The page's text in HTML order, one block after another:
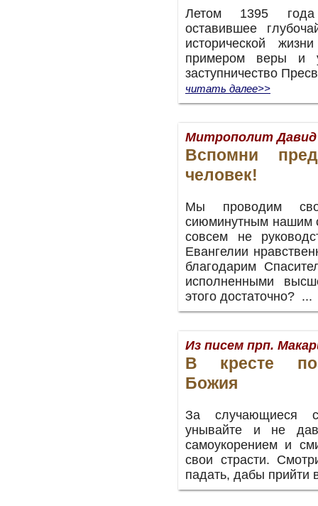
Летом 1395 года
оставившее
исторической
примером веры и
заступничество
читать далее>>
Митрополит Давид
Вспомни
человек!
Мы проводим
сиюминутным нашим
совсем не
Евангелии
благодарим
исполненными
этого достаточно?
Из писем прп.
В кресте
Божия
За случающиеся
унывайте и не
самоукорением и
свои страсти.
падать, дабы прийти